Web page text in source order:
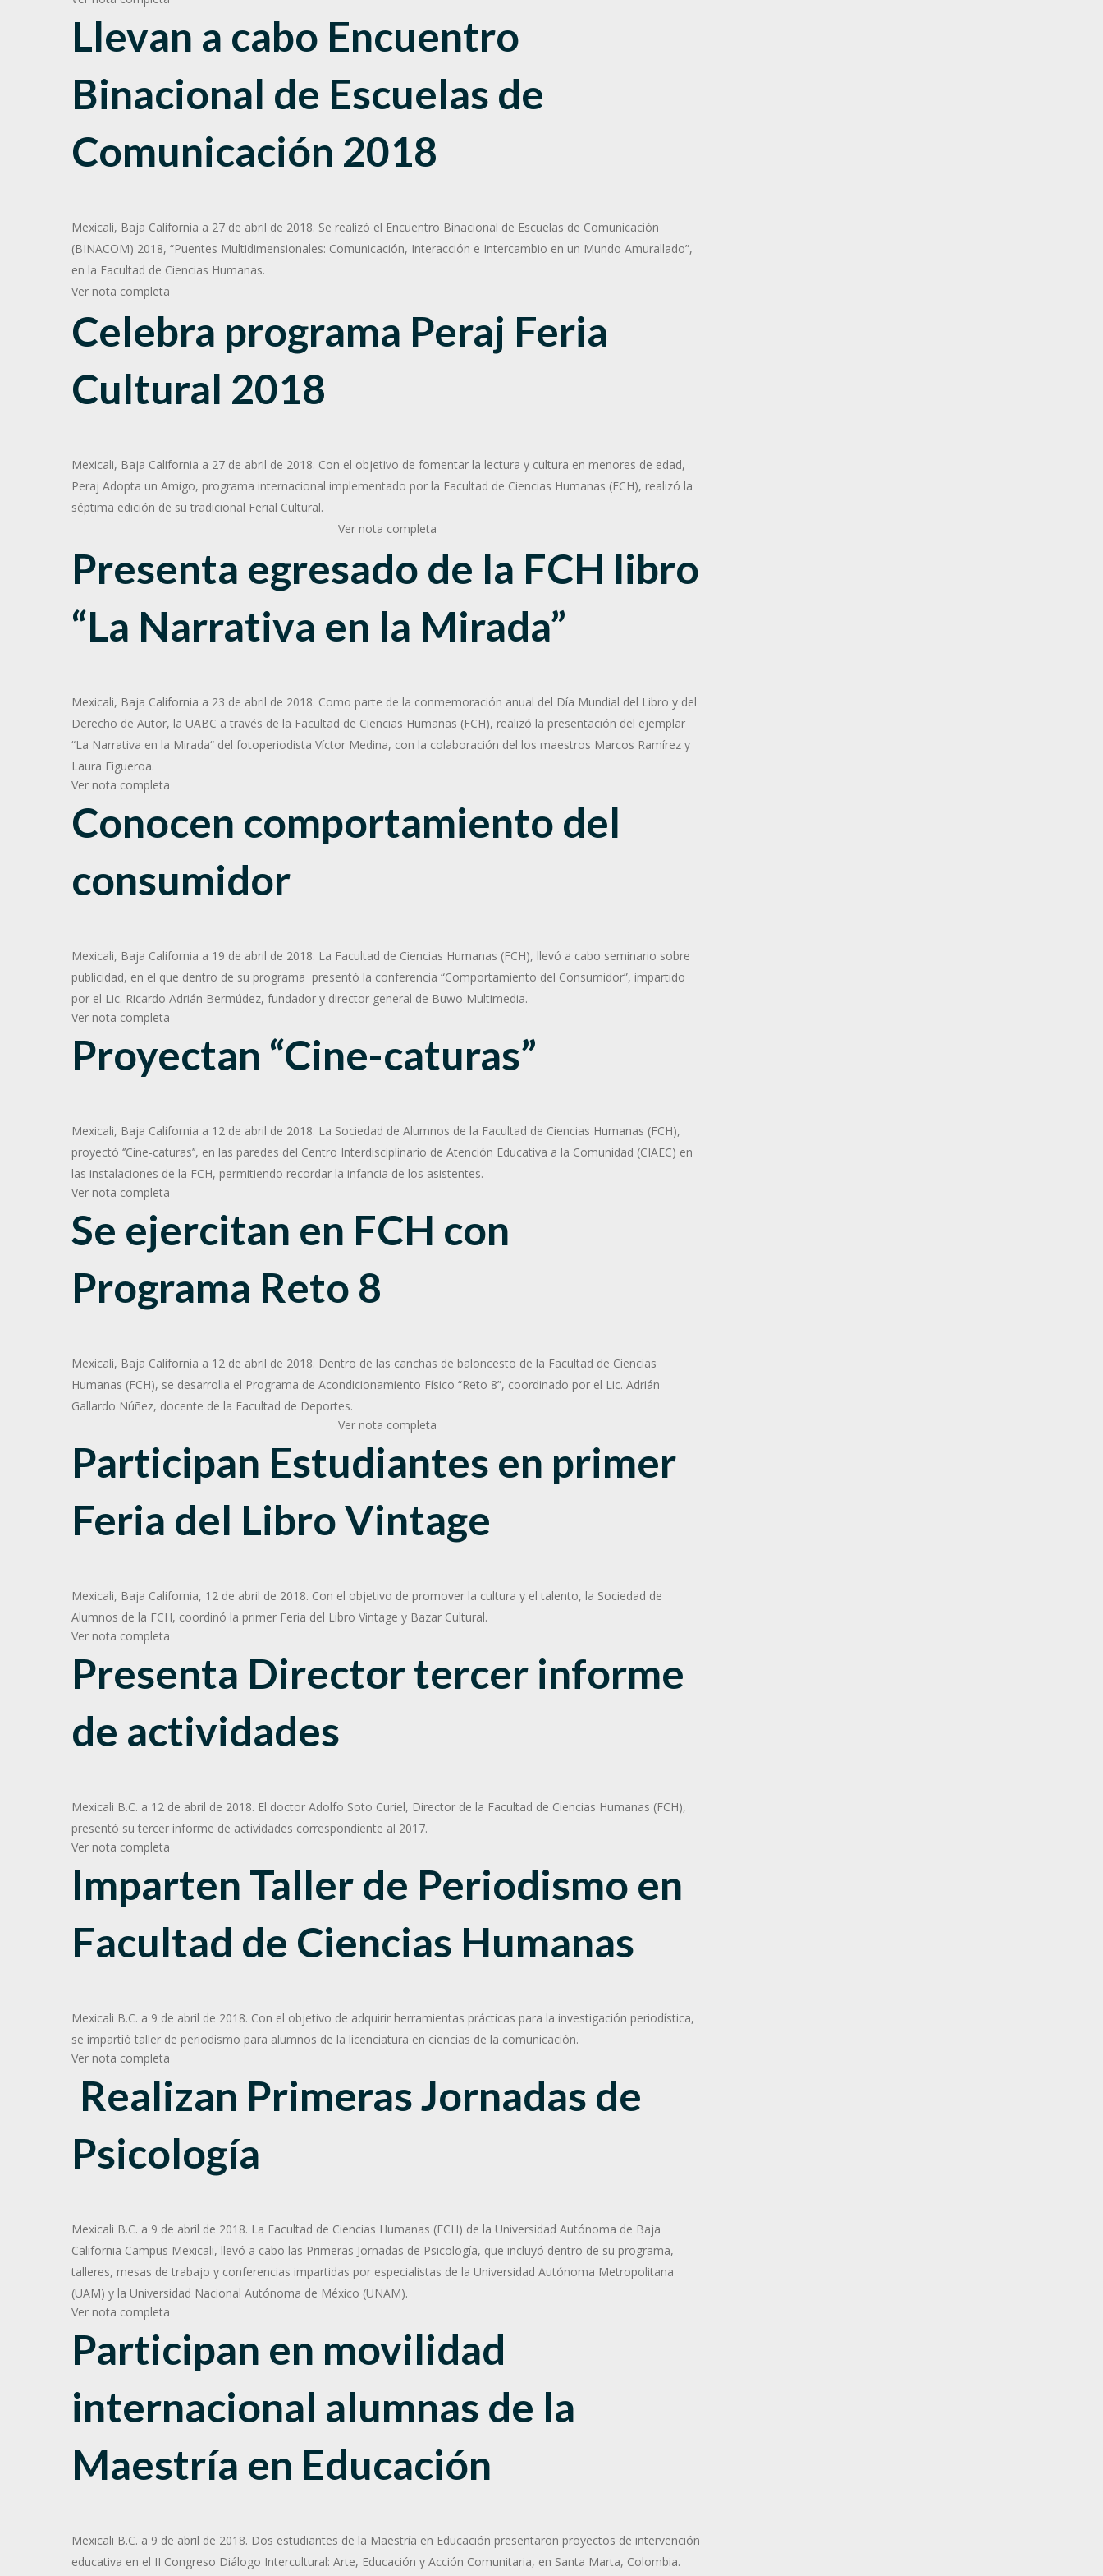
Llevan a cabo Encuentro
Binacional de Escuelas de
Comunicación 2018
Mexicali, Baja California a 27 de abril de 2018. Se realizó el Encuentro Binacional de Escuelas de Comunicación
(BINACOM) 2018, “Puentes Multidimensionales: Comunicación, Interacción e Intercambio en un Mundo Amurallado”,
en la Facultad de Ciencias Humanas.
Ver nota completa
Celebra programa Peraj Feria
Cultural 2018
Mexicali, Baja California a 27 de abril de 2018. Con el objetivo de fomentar la lectura y cultura en menores de edad,
Peraj Adopta un Amigo, programa internacional implementado por la Facultad de Ciencias Humanas (FCH), realizó la
séptima edición de su tradicional Ferial Cultural.
Ver nota completa
Presenta egresado de la FCH libro
“La Narrativa en la Mirada”
Mexicali, Baja California a 23 de abril de 2018. Como parte de la conmemoración anual del Día Mundial del Libro y del
Derecho de Autor, la UABC a través de la Facultad de Ciencias Humanas (FCH), realizó la presentación del ejemplar
“La Narrativa en la Mirada“ del fotoperiodista Víctor Medina, con la colaboración del los maestros Marcos Ramírez y
Laura Figueroa.
Ver nota completa
Conocen comportamiento del
consumidor
Mexicali, Baja California a 19 de abril de 2018. La Facultad de Ciencias Humanas (FCH), llevó a cabo seminario sobre
publicidad, en el que dentro de su programa presentó la conferencia “Comportamiento del Consumidor”, impartido
por el Lic. Ricardo Adrián Bermúdez, fundador y director general de Buwo Multimedia.
Ver nota completa
Proyectan “Cine-caturas”
Mexicali, Baja California a 12 de abril de 2018. La Sociedad de Alumnos de la Facultad de Ciencias Humanas (FCH),
proyectó ‘’Cine-caturas’’, en las paredes del Centro Interdisciplinario de Atención Educativa a la Comunidad (CIAEC) en
las instalaciones de la FCH, permitiendo recordar la infancia de los asistentes.
Ver nota completa
Se ejercitan en FCH con
Programa Reto 8
Mexicali, Baja California a 12 de abril de 2018. Dentro de las canchas de baloncesto de la Facultad de Ciencias
Humanas (FCH), se desarrolla el Programa de Acondicionamiento Físico “Reto 8”, coordinado por el Lic. Adrián
Gallardo Núñez, docente de la Facultad de Deportes.
Ver nota completa
Participan Estudiantes en primer
Feria del Libro Vintage
Mexicali, Baja California, 12 de abril de 2018. Con el objetivo de promover la cultura y el talento, la Sociedad de
Alumnos de la FCH, coordinó la primer Feria del Libro Vintage y Bazar Cultural.
Ver nota completa
Presenta Directortercer informe
de actividades
Mexicali B.C. a 12 de abril de 2018. El doctor Adolfo Soto Curiel, Director de la Facultad de Ciencias Humanas (FCH),
presentó su tercer informe de actividades correspondiente al 2017.
Ver nota completa
Imparten Taller de Periodismo en
Facultad de Ciencias Humanas
Mexicali B.C. a 9 de abril de 2018. Con el objetivo de adquirir herramientas prácticas para la investigación periodística,
se impartió taller de periodismo para alumnos de la licenciatura en ciencias de la comunicación.
Ver nota completa
Realizan Primeras Jornadas de
Psicología
Mexicali B.C. a 9 de abril de 2018. La Facultad de Ciencias Humanas (FCH) de la Universidad Autónoma de Baja
California Campus Mexicali, llevó a cabo las Primeras Jornadas de Psicología, que incluyó dentro de su programa,
talleres, mesas de trabajo y conferencias impartidas por especialistas de la Universidad Autónoma Metropolitana
(UAM) y la Universidad Nacional Autónoma de México (UNAM).
Ver nota completa
Participan en movilidad
internacional alumnas de la
Maestría en Educación
Mexicali B.C. a 9 de abril de 2018. Dos estudiantes de la Maestría en Educación presentaron proyectos de intervención
educativa en el II Congreso Diálogo Intercultural: Arte, Educación y Acción Comunitaria, en Santa Marta, Colombia.